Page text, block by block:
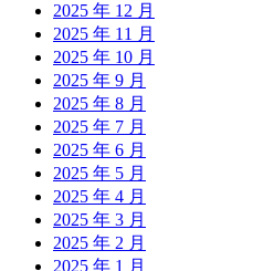
2025 年 12 月
2025 年 11 月
2025 年 10 月
2025 年 9 月
2025 年 8 月
2025 年 7 月
2025 年 6 月
2025 年 5 月
2025 年 4 月
2025 年 3 月
2025 年 2 月
2025 年 1 月